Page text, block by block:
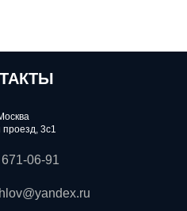
проезд, 3с1
06-91